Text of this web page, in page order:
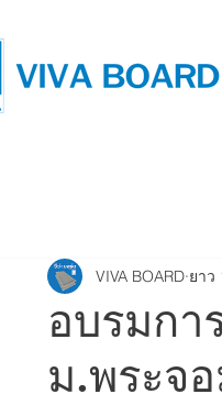
อบรมกา
ม.พระจ
VIVA BOARD ยาว